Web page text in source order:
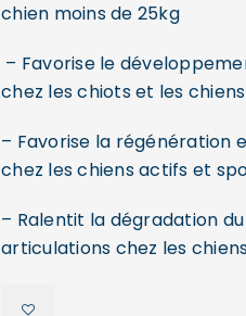
chien moins de 25kg
– Favorise le
chez les chiots et les
– Favorise la régénération
chez les chiens actifs et
– Ralentit la dégradation
articulations chez les